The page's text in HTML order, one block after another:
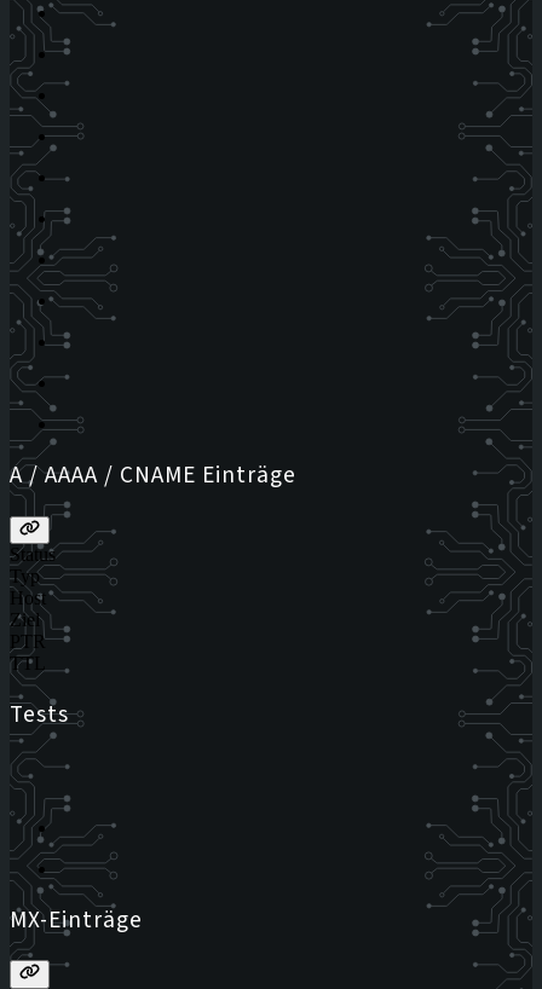
A / AAAA / CNAME Einträge
Status
Typ
Host
Ziel
PTR
TTL
Tests
MX-Einträge